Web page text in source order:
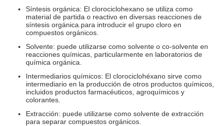
Síntesis orgánica: El clorociclohexano se utiliza como
material de partida o reactivo en diversas reacciones de
síntesis orgánica.para introducir el grupo cloro en
compuestos orgánicos.
Solvente: puede utilizarse como solvente o co-solvente en
reacciones químicas, particularmente en laboratorios de
química orgánica.
Intermediarios químicos: El clorociclohéxano sirve como
intermediario en la producción de otros productos químicos,
incluidos productos farmacéuticos, agroquímicos y
colorantes.
Extracción: puede utilizarse como solvente de extracción
para separar compuestos orgánicos.